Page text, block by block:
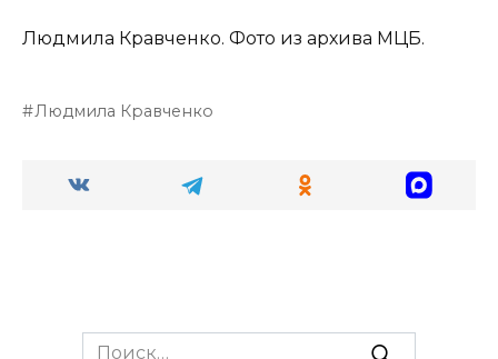
Людмила Кравченко. Фото из архива МЦБ.
Людмила Кравченко
Search